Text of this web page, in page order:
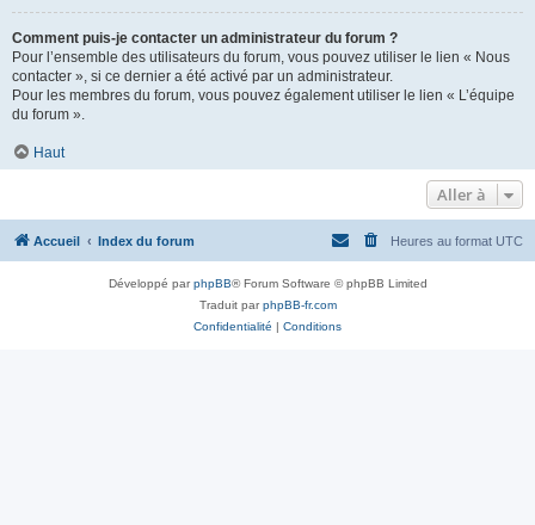
Comment puis-je contacter un administrateur du forum ?
Pour l’ensemble des utilisateurs du forum, vous pouvez utiliser le lien « Nous
contacter », si ce dernier a été activé par un administrateur.
Pour les membres du forum, vous pouvez également utiliser le lien « L’équipe
du forum ».
Haut
Aller à
Accueil Index du forum Heures au format UTC
Développé parphpBB® Forum Software © phpBB Limited
Traduit parphpBB-fr.com
Confidentialité | Conditions